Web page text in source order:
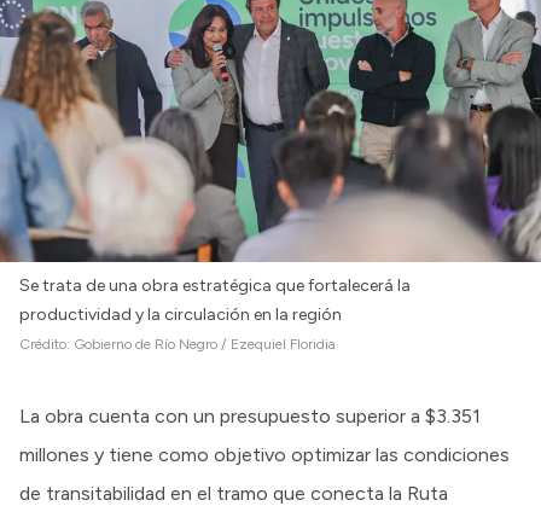
Se trata de una obra estratégica que fortalecerá la
productividad y la circulación en la región
Crédito: Gobierno de Río Negro / Ezequiel Floridia
La obra cuenta con un presupuesto superior a $3.351
millones y tiene como objetivo optimizar las condiciones
de transitabilidad en el tramo que conecta la Ruta